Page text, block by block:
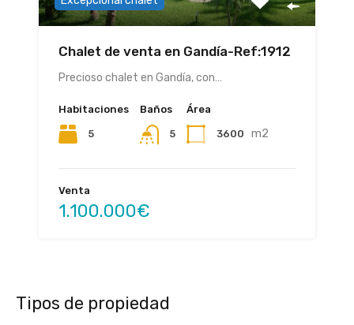
Chalet de venta en Gandía-Ref:1912
Precioso chalet en Gandía, con…
Habitaciones
5
Baños
5
Área
3600 m2
Venta
1.100.000€
Tipos de propiedad